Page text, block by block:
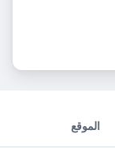
الموقع